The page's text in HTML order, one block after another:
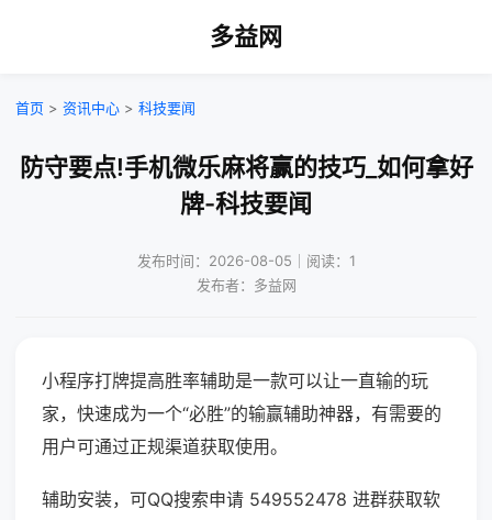
多益网
首页 > 资讯中心 > 科技要闻
防守要点!手机微乐麻将赢的技巧_如何拿好
牌-科技要闻
发布时间：2026-08-05｜阅读：1
发布者：多益网
小程序打牌提高胜率辅助是一款可以让一直输的玩
家，快速成为一个“必胜”的输赢辅助神器，有需要的
用户可通过正规渠道获取使用。
辅助安装，可QQ搜索申请 549552478 进群获取软